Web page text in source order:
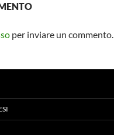
per inviare un commento.